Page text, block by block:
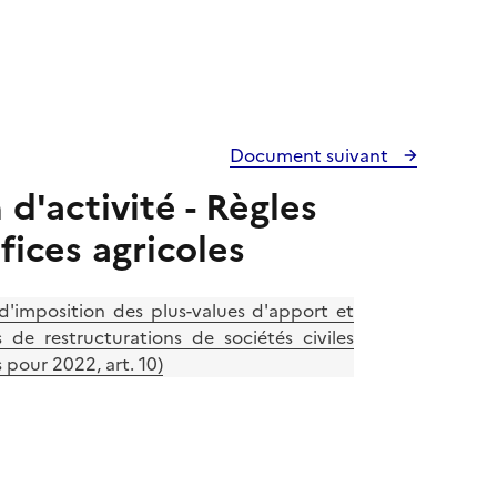
Document suivant
d'activité - Règles
agricoles
des plus-values d'apport et
restructurations de sociétés civiles
pour 2022, art. 10)